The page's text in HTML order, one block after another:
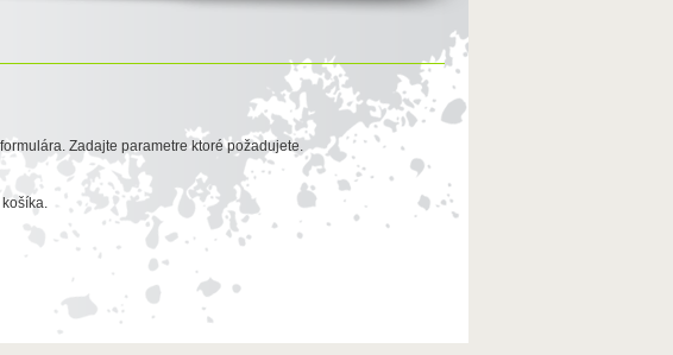
Zadajte parametre ktoré požadujete.